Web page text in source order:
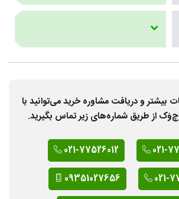
و دریافت مشاوره خرید می‌توانید با
از طریق شماره‌های زیر تماس بگیرید.
021-
021-77526012
021-
09351027656